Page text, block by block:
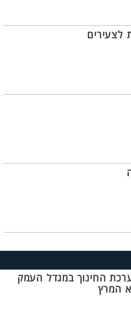
לצעירים
החינוך במגדל העמק
המרץ